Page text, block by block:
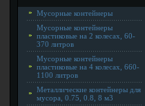
Мусорные контейнеры
Мусорные контейнеры
пластиковые на 2 колесах, 60-
370 литров
Мусорные контейнеры
пластиковые на 4 колесах, 660-
1100 литров
Металлические контейнеры для
мусора, 0.75, 0.8, 8 м3